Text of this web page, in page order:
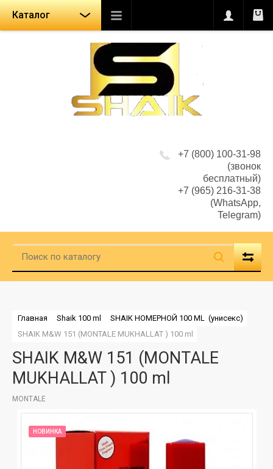
Каталог
+7 (800) 100-31-98
(звонок
бесплатный)
+7 (965) 216-31-38
(WhatsApp,
Telegram)
Главная Shaik 100 ml
SHAIK НОМЕРНОЙ 100 ML  (унисекс)
SHAIK M&W 151 (MONTALE MUKHALLAT ) 100 ml
SHAIK M&W 151 (MONTALE
MUKHALLAT ) 100 ml
MONTALE
НОВИНКА